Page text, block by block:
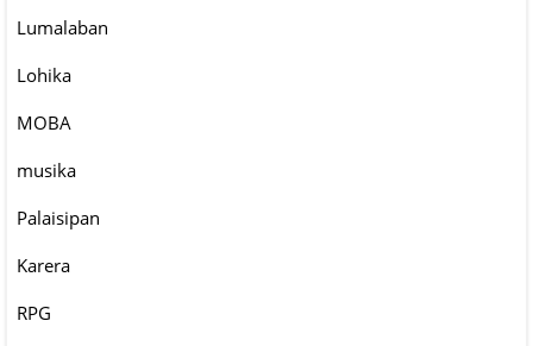
Lumalaban
Lohika
MOBA
musika
Palaisipan
Karera
RPG